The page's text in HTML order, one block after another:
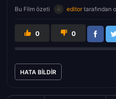
Bu Film özeti editortarafından
0 0
HATA BILDIR